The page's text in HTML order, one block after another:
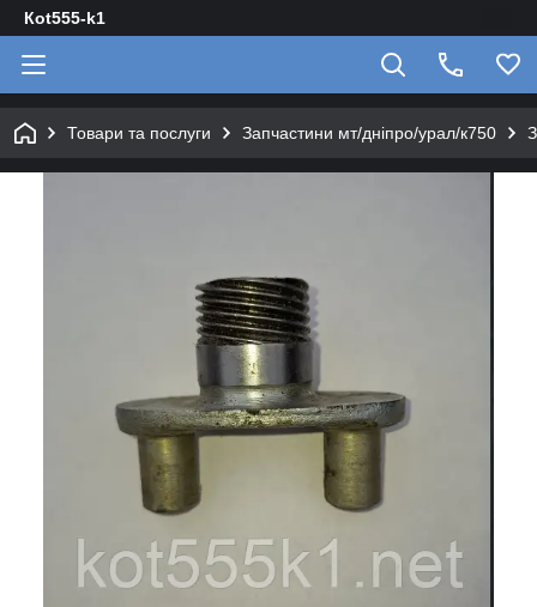
Кot555-k1
Товари та послуги Запчастини мт/дніпро/урал/к750